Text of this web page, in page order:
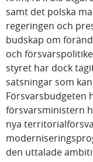
samt det polska
regeringen och
budskap om
och
styret har dock
satsningar som
Försvarsbudgeten
försvarsministern
nya
den uttalade